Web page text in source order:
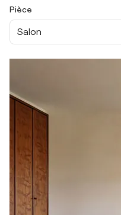
Pièce
Salon